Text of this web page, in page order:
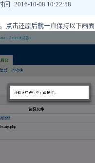
间 2016-10-08 10:22:58
点击还原后就一直保持以下画面